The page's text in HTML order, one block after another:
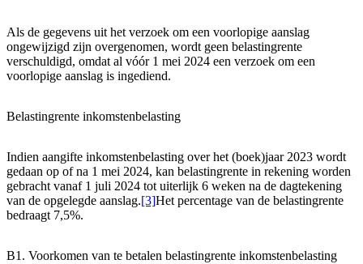
Als de gegevens uit het verzoek om een voorlopige aanslag
ongewijzigd zijn overgenomen, wordt geen belastingrente
verschuldigd, omdat al vóór 1 mei 2024 een verzoek om een
voorlopige aanslag is ingediend.
Belastingrente inkomstenbelasting
Indien aangifte inkomstenbelasting over het (boek)jaar 2023 wordt
gedaan op of na 1 mei 2024, kan belastingrente in rekening worden
gebracht vanaf 1 juli 2024 tot uiterlijk 6 weken na de dagtekening
van de opgelegde aanslag.[3]Het percentage van de belastingrente
bedraagt 7,5%.
B1. Voorkomen van te betalen belastingrente inkomstenbelasting